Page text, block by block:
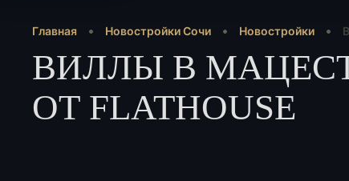
Главная Новостройки Сочи Новостройки
ВИЛЛЫ В
ОТ FLATHOUSE